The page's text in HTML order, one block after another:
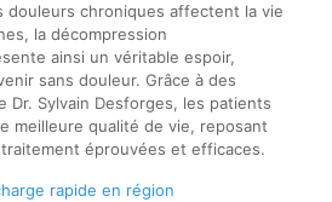
douleurs chroniques affectent la vie
la décompression
ainsi un véritable espoir,
sans douleur. Grâce à des
Dr. Sylvain Desforges, les patients
meilleure qualité de vie, reposant
éprouvées et efficaces.
rapide en région